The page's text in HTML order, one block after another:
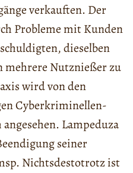
verkauften. Der
Probleme mit Kunden
dieselben
mehrere Nutznießer zu
wird von den
Cyberkriminellen-
Lampeduza
seiner
Nichtsdestotrotz ist